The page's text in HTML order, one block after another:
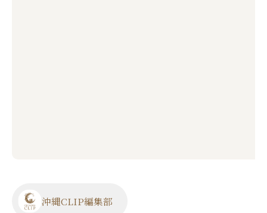
沖縄CLIP編集部